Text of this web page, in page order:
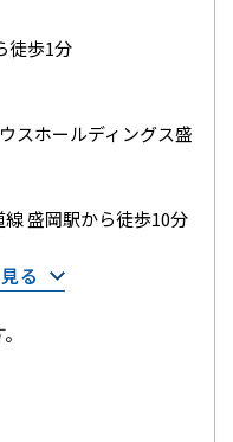
徒歩1分
スホールディングス盛
盛岡駅から徒歩10分
る